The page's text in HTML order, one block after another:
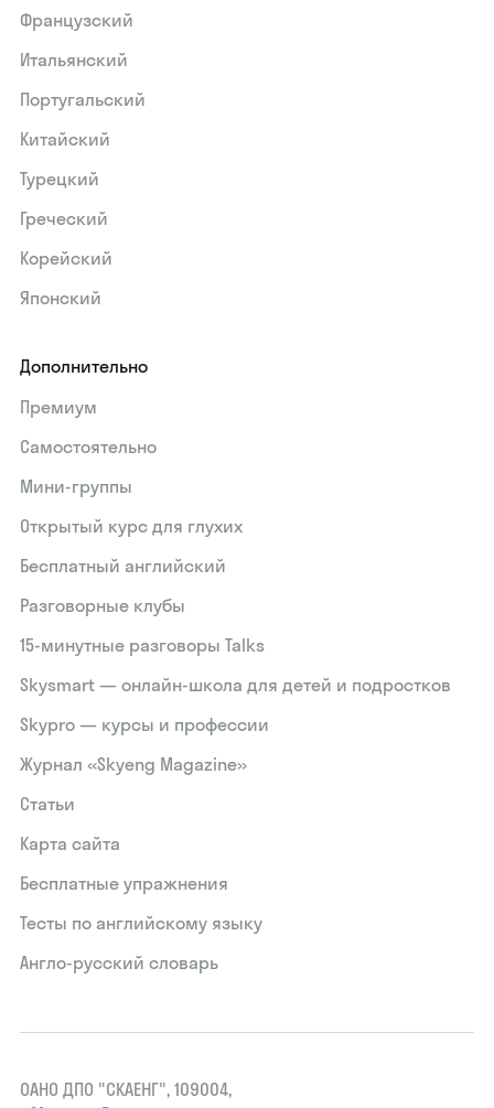
Французский
Итальянский
Португальский
Китайский
Турецкий
Греческий
Корейский
Японский
Дополнительно
Премиум
Самостоятельно
Мини-группы
Открытый курс для глухих
Бесплатный английский
Разговорные клубы
15‑минутные разговоры Talks
Skysmart — онлайн-школа для детей и подростков
Skypro — курсы и профессии
Журнал «Skyeng Magazine»
Статьи
Карта сайта
Бесплатные упражнения
Тесты по английскому языку
Англо-русский словарь
ОАНО ДПО "СКАЕНГ", 109004,